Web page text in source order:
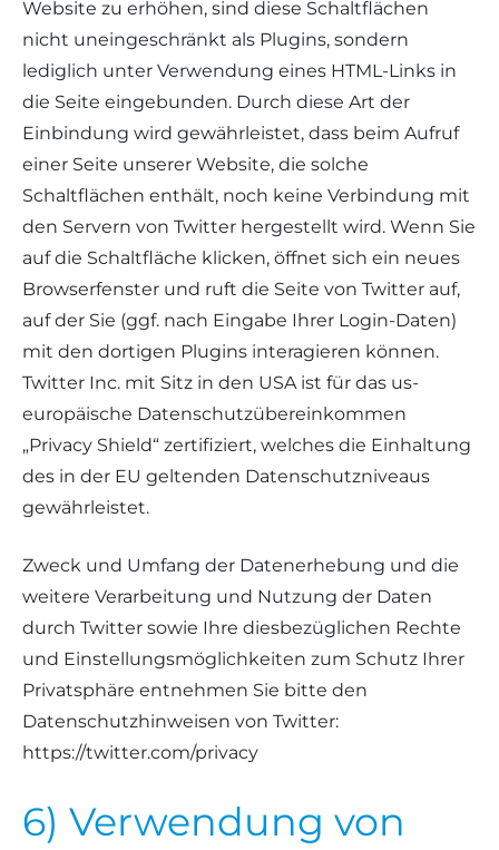
Website zu erhöhen, sind diese Schaltflächen
nicht uneingeschränkt als Plugins, sondern
lediglich unter Verwendung eines HTML-Links in
die Seite eingebunden. Durch diese Art der
Einbindung wird gewährleistet, dass beim Aufruf
einer Seite unserer Website, die solche
Schaltflächen enthält, noch keine Verbindung mit
den Servern von Twitter hergestellt wird. Wenn Sie
auf die Schaltfläche klicken, öffnet sich ein neues
Browserfenster und ruft die Seite von Twitter auf,
auf der Sie (ggf. nach Eingabe Ihrer Login-Daten)
mit den dortigen Plugins interagieren können.
Twitter Inc. mit Sitz in den USA ist für das us-
europäische Datenschutzübereinkommen
„Privacy Shield“ zertifiziert, welches die Einhaltung
des in der EU geltenden Datenschutzniveaus
gewährleistet.
Zweck und Umfang der Datenerhebung und die
weitere Verarbeitung und Nutzung der Daten
durch Twitter sowie Ihre diesbezüglichen Rechte
und Einstellungsmöglichkeiten zum Schutz Ihrer
Privatsphäre entnehmen Sie bitte den
Datenschutzhinweisen von Twitter:
https://twitter.com/privacy
6) Verwendung von